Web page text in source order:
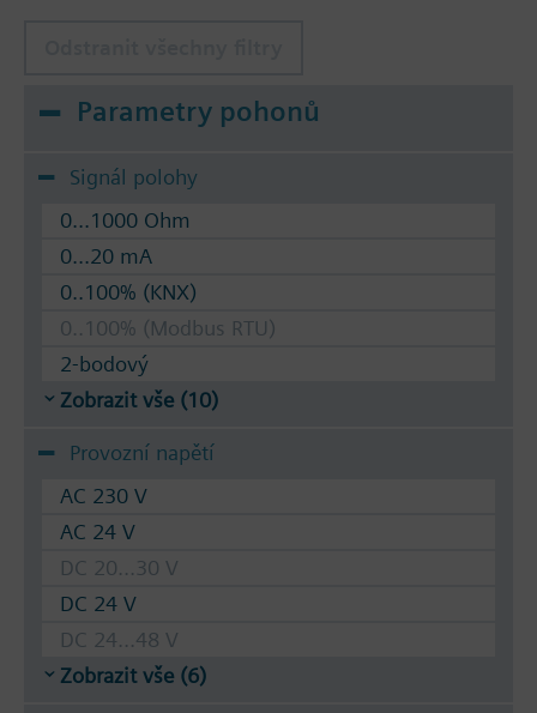
Parametry pohonů
Signál polohy
0...1000 Ohm
0...20 mA
0..100% (KNX)
0..100% (Modbus RTU)
2-bodový
Zobrazit vše (10)
Provozní napětí
AC 230 V
AC 24 V
DC 20...30 V
DC 24 V
DC 24...48 V
Zobrazit vše (6)